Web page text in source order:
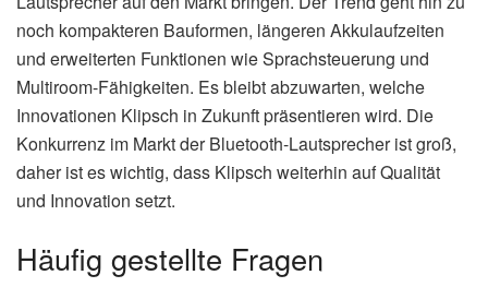
noch kompakteren Bauformen, längeren Akkulaufzeiten
und erweiterten Funktionen wie Sprachsteuerung und
Multiroom-Fähigkeiten. Es bleibt abzuwarten, welche
Innovationen Klipsch in Zukunft präsentieren wird. Die
Konkurrenz im Markt der Bluetooth-Lautsprecher ist groß,
daher ist es wichtig, dass Klipsch weiterhin auf Qualität
und Innovation setzt.
Häufig gestellte Fragen